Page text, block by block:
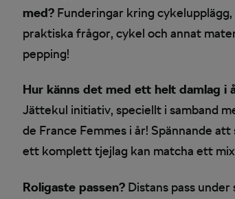
med? Funderingar kring cykelupplägg,
praktiska frågor, cykel och annat
pepping!
Hur känns det med ett helt damlag i
Jättekul initiativ, speciellt i samband
de France Femmes i år! Spännande att
ett komplett tjejlag kan matcha ett
Roligaste passen? Distans pass under